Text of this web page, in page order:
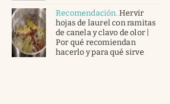
Recomendación.Hervir
hojas de laurel con ramitas
de canela y clavo de olor |
Por qué recomiendan
hacerlo y para qué sirve